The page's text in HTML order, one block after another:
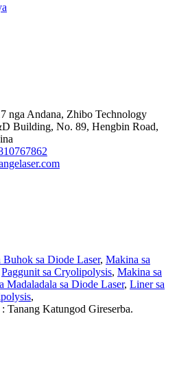
nga Andana, Zhibo Technology
Building, No. 89, Hengbin Road,
Buhok sa Diode Laser, Makina sa
Paggunit sa Cryolipolysis, Makina sa
Madaladala sa Diode Laser, Liner sa
,
Katungod Gireserba.